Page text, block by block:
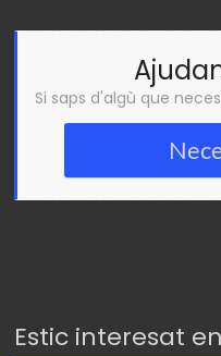
Si saps d'algù que
Estic interesat